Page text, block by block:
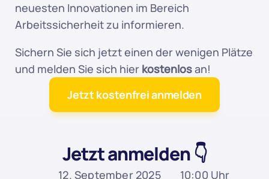
neuesten Innovationen im Bereich
Arbeitssicherheit zu informieren.
Sichern Sie sich jetzt einen der wenigen Plätze
und melden Sie sich hier kostenlos an!
Jetzt kostenfrei anmelden
Jetzt anmelden 👇
12. September 2025
10:00 Uhr